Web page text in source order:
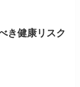
き健康リスク